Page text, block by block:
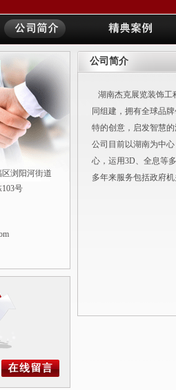
浏阳河街道
号
公司简介
湖南杰克展览装饰工
同组建，拥有全球品
特的创意，启发智慧
公司目前以湖南为中
心，运用3D、全息等
多年来服务包括政府